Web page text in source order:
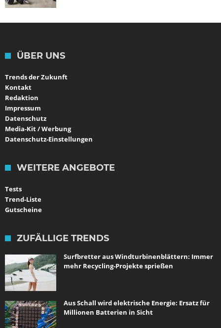
ÜBER UNS
Trends der Zukunft
Kontakt
Redaktion
Impressum
Datenschutz
Media-Kit / Werbung
Datenschutz-Einstellungen
WEITERE ANGEBOTE
Tests
Trend-Liste
Gutscheine
ZUFÄLLIGE TRENDS
Surfbretter aus Windturbinenblättern: Immer
mehr Recycling-Projekte sprießen
Aus Schall wird elektrische Energie: Ersatz für
Millionen Batterien in Sicht